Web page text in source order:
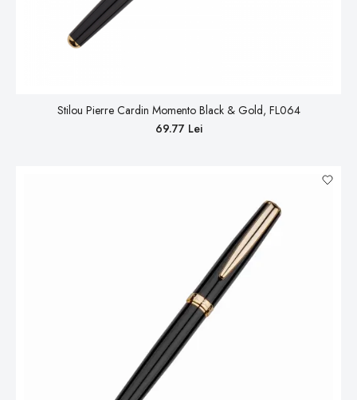
Stilou Pierre Cardin Momento Black & Gold, FL064
69.77 Lei